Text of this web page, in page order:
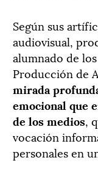
Según sus
audiovisual,
alumnado de
Producción de
mirada
emocional que
de los medios,
vocación
personales en